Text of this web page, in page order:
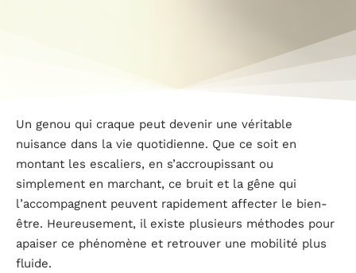
Un genou qui craque peut devenir une véritable
nuisance dans la vie quotidienne. Que ce soit en
montant les escaliers, en s’accroupissant ou
simplement en marchant, ce bruit et la gêne qui
l’accompagnent peuvent rapidement affecter le bien-
être. Heureusement, il existe plusieurs méthodes pour
apaiser ce phénomène et retrouver une mobilité plus
fluide.